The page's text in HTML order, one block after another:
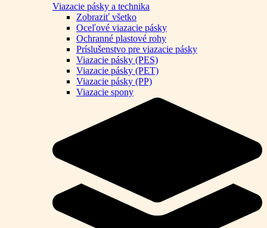
Viazacie pásky a technika
Zobraziť všetko
Oceľové viazacie pásky
Ochranné plastové rohy
Príslušenstvo pre viazacie pásky
Viazacie pásky (PES)
Viazacie pásky (PET)
Viazacie pásky (PP)
Viazacie spony